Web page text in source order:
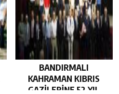
BANDIRMALI
KAHRAMAN KIBRIS
GAZİLERİNE 52 YIL